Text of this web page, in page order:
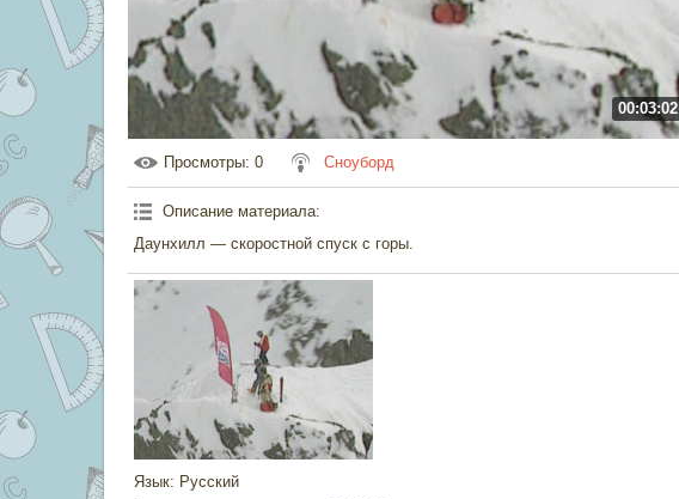
00:03:02
Просмотры: 0 Сноуборд
Описание материала:
Даунхилл — скоростной спуск с горы.
Язык: Русский